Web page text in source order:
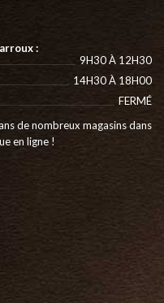
:
9H30 À 12H30
14H30 À 18H00
FERMÉ
de nombreux magasins dans
en ligne !